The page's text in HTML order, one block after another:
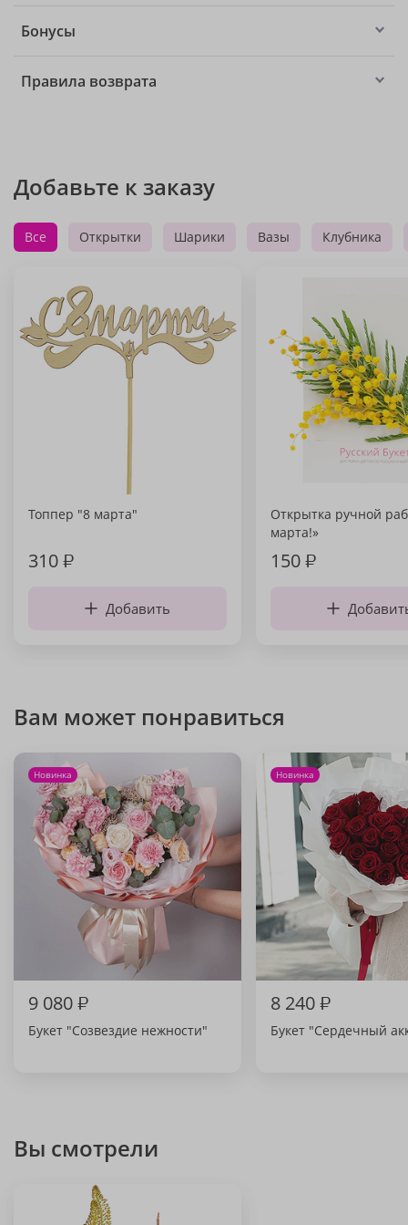
Бонусы
Правила возврата
Добавьте к заказу
Все Открытки Шарики Вазы Клубника
Топпер "8 марта"
310₽
Добавить
Открытка ручной
марта!»
150₽
Вам может понравиться
Новинка
9 080₽
Букет "Созвездие нежности"
Новинка
8 240₽
Букет "Сердечный
Вы смотрели